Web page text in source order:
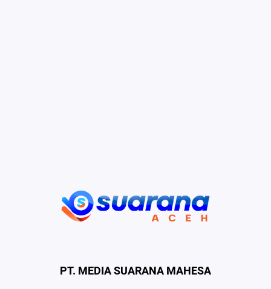
PT. MEDIA SUARANA MAHESA